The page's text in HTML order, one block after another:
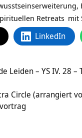
Retreats mit
LinkedIn
Leiden – YS IV. 28
Circle (arrangiert